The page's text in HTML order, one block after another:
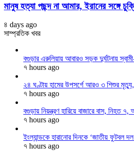
মানুষ হত্যা পছন্দ না আমার, ইরানের সঙ্গে
৪ days ago
সাম্প্রতিক খবর
বগুড়ার এরুলিয়ায় আবারও সড়ক দুর্ঘটনায়
৭ hours ago
২৪ ঘণ্টায় হামের উপসর্গে আরও ৩ শিশুর
৭ hours ago
বগুড়ায় নিয়ন্ত্রণ হারিয়ে বাজারে বাস,
৭ hours ago
ইংল্যান্ডকে হারানোর দিনকে ‘জাতীয় ফুটবল
৭ hours ago